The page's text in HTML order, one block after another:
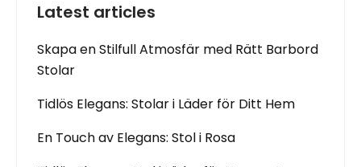
Latest articles
Skapa en Stilfull Atmosfär med Rätt Barbord
Stolar
Tidlös Elegans: Stolar i Läder för Ditt Hem
En Touch av Elegans: Stol i Rosa